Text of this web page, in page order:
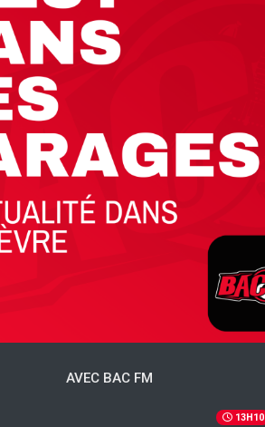
AVEC BAC FM
13H10